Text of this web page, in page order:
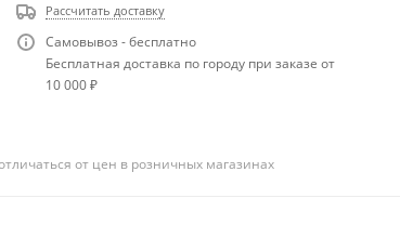
Рассчитать доставку
Самовывоз - бесплатно
Бесплатная доставка по городу при заказе от
10 000 ₽
от цен в розничных магазинах